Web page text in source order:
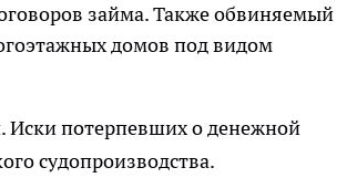
займа. Также обвиняемый
домов под видом
Иски потерпевших о денежной
судопроизводства.